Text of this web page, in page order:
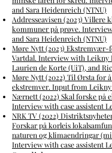
and Sara Heidenreich (NTNU)
Addresseavisen (2023) Villere
kommuner på prøve.
and Sara Heidenreich (NTNU)
Møre Nytt (2023)
Vartdal. Interview with Leikny
Laurien de Korte (UiT), and
Møre Nytt (2022) Til Ørsta for
ekstremver. Input from Leikny
Nærnett (2022) Skal forske på
Interview with case assistent
NRK TV (2022)
Forskar på korleis
naturen og klimaendringar
Interview with case assistent